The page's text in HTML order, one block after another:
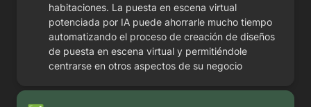
habitaciones. La puesta en escena virtual
potenciada por IA puede ahorrarle mucho tiempo
automatizando el proceso de creación de diseños
de puesta en escena virtual y permitiéndole
centrarse en otros aspectos de su negocio